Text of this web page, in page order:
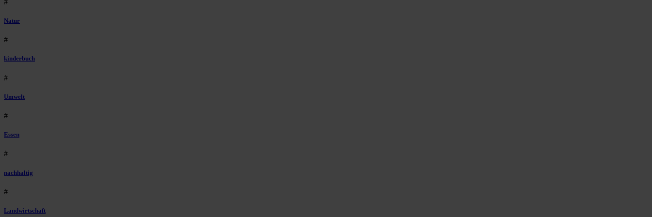
#
Natur
#
kinderbuch
#
Umwelt
#
Essen
#
nachhaltig
#
Landwirtschaft